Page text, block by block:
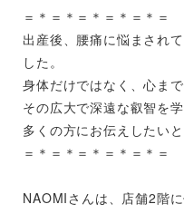
＝＊＝＊＝＊＝＊＝＊＝
出産後、腰痛に悩まされ
した。
身体だけではなく、心ま
その広大で深遠な叡智を
多くの方にお伝えしたいと
＝＊＝＊＝＊＝＊＝＊＝
NAOMIさんは、店舗2階